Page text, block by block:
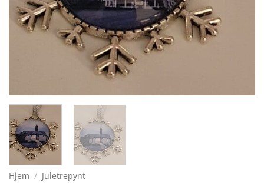
Hjem / Juletrepynt